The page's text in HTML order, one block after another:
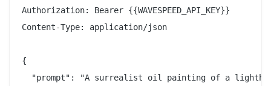
Authorization: Bearer {{WAVESPEED_API_KEY}}
Content-Type: application/json
{
"prompt": "A surrealist oil painting of a